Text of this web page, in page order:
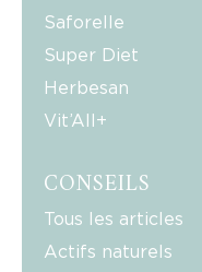
Saforelle
Super Diet
Herbesan
Vit’All+
CONSEILS
Tous les articles
Actifs naturels